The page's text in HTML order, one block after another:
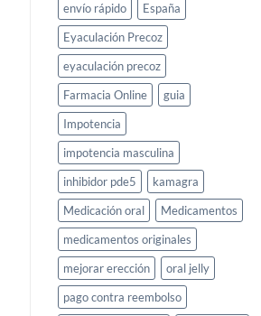
envío rápido
España
Eyaculación Precoz
eyaculación precoz
Farmacia Online
guia
Impotencia
impotencia masculina
inhibidor pde5
kamagra
Medicación oral
Medicamentos
medicamentos originales
mejorar erección
oral jelly
pago contra reembolso